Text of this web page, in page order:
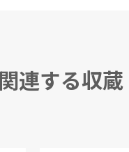
連する収蔵